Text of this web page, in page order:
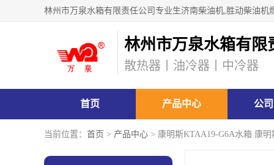
林州市万泉水箱有限
散热器丨油冷器丨中冷器
首页 产品中心 公
当前位置： 首页 > 产品中心 > 康明斯KTAA19-G6A水箱 康